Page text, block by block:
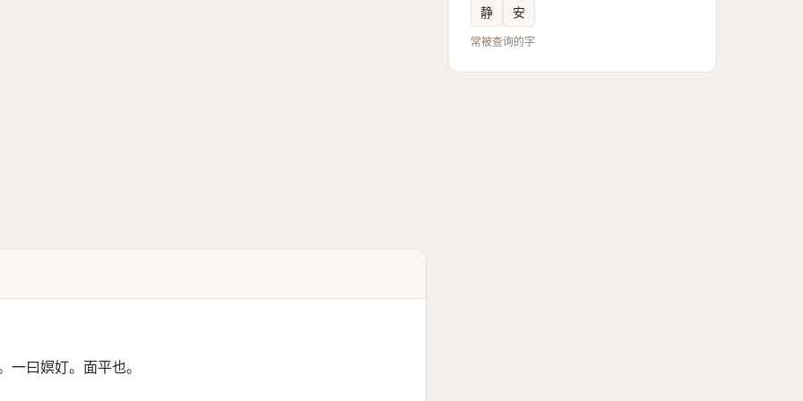
一曰嫇奵。面平也。
静 安
常被查询的字